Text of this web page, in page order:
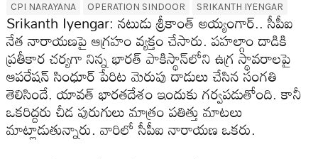
CPI NARAYANA
OPERATION SINDOOR SRIKANTH IYENGAR
Srikanth Iyengar: న‌టుడు శ్రీకాంత్ అయ్యంగార్.. సీపీఐ
నేత నారాయ‌ణ‌పై ఆగ్ర‌హం వ్య‌క్తం చేసారు. ప‌హ‌ల్గాం దాడికి
ప్ర‌తీకార చ‌ర్య‌గా నిన్న భార‌త్ పాకిస్థాన్‌లోని ఉగ్ర స్థావ‌రాల‌పై
ఆప‌రేష‌న్ సింధూర్ పేరిట మెరుపు దాడులు చేసిన సంగ‌తి
తెలిసిందే. యావ‌త్ భార‌త‌దేశం ఇందుకు గ‌ర్వ‌ప‌డుతోంది. కానీ
ఒక‌రిద్ద‌రు చీడ పురుగులు మాత్రం ప‌తిత్తు మాట‌లు
మాట్లాడుతున్నారు. వారిలో సీపీఐ నారాయ‌ణ ఒక‌రు.